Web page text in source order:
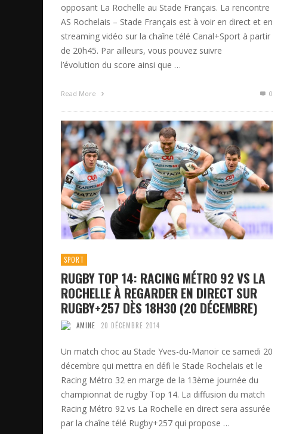
opposant La Rochelle au Stade Français. La rencontre
AS Rochelais – Stade Français est à voir en direct et en
streaming vidéo sur la chaîne télé Canal+Sport à partir
de 20h45. Par ailleurs, vous pouvez suivre
l’évolution du score ainsi que …
Read More 0
SPORT
RUGBY TOP 14: RACING MÉTRO 92 VS LA
ROCHELLE À REGARDER EN DIRECT SUR
RUGBY+257 DÈS 18H30 (20 DÉCEMBRE)
AMINE 20 DÉCEMBRE 2014
Un match choc au Stade Yves-du-Manoir ce samedi 20
décembre qui mettra en défi le Stade Rochelais et le
Racing Métro 32 en marge de la 13ème journée du
championnat de rugby Top 14. La diffusion du match
Racing Métro 92 vs La Rochelle en direct sera assurée
par la chaîne télé Rugby+257 qui propose …